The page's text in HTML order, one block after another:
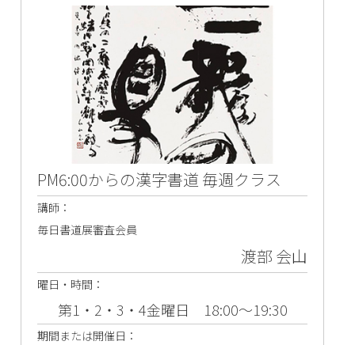
PM6:00からの漢字書道 毎週クラス
講師：
毎日書道展審査会員
渡部 会山
曜日・時間：
第1・2・3・4金曜日 18:00～19:30
期間または開催日：